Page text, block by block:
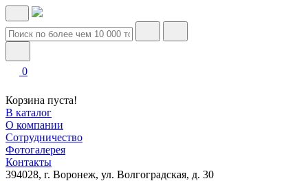
0
Корзина пуста!
В каталог
О компании
Сотрудничество
Фотогалерея
Контакты
394028, г. Воронеж, ул. Волгоградская, д. 30